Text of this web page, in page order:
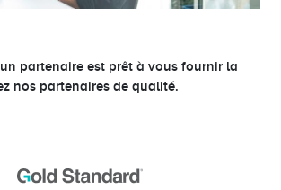
partenaire est prêt à vous fournir la
nos partenaires de qualité.